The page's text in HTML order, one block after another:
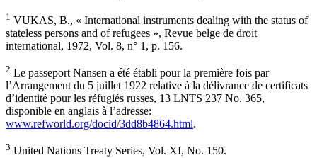
1 VUKAS, B., « International instruments dealing with the status of
stateless persons and of refugees », Revue belge de droit
international, 1972, Vol. 8, n° 1, p. 156.
2 Le passeport Nansen a été établi pour la première fois par
l’Arrangement du 5 juillet 1922 relative à la délivrance de certificats
d’identité pour les réfugiés russes, 13 LNTS 237 No. 365,
disponible en anglais à l’adresse:
www.refworld.org/docid/3dd8b4864.html.
3 United Nations Treaty Series, Vol. XI, No. 150.